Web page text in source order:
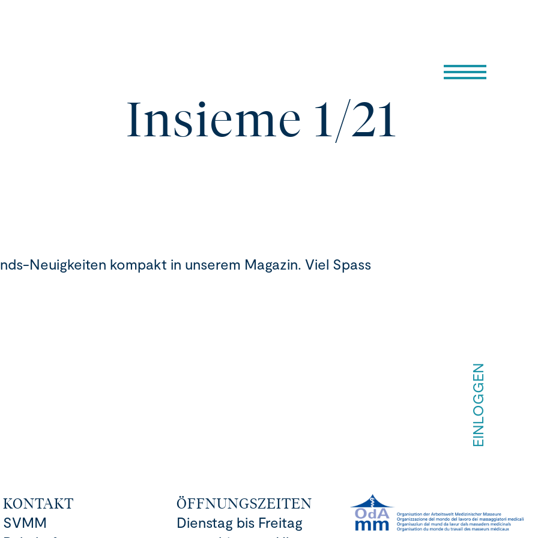
EINLOGGEN
Insieme 1/21
Neuigkeiten kompakt in unserem Magazin. Viel Spass
KONTAKT
SVMM
ÖFFNUNGSZEITEN
Dienstag bis Freitag